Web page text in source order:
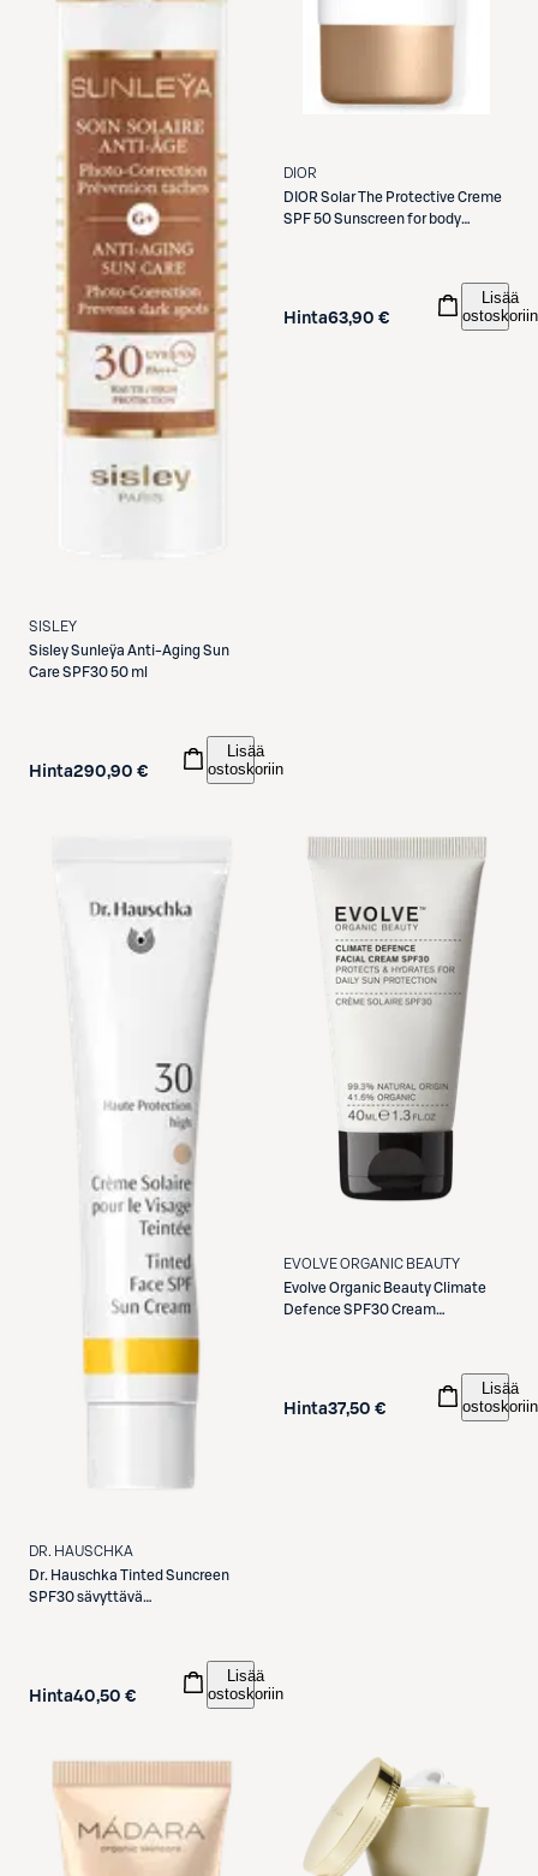
SISLEY
SisleySunleÿa Anti-Aging Sun
Care SPF30 50 ml
Hinta290,90 €
Lisää
ostoskoriin
DIOR
DIOR Solar The Protective Creme
SPF 50 Sunscreen for body
Hinta63,90 €
Lisää
ostoskoriin
DR. HAUSCHKA
Dr. Hauschka Tinted Suncreen
SPF30 sävyttävä
Hinta40,50 €
Lisää
ostoskoriin
EVOLVE ORGANIC BEAUTY
Evolve Organic BeautyClimate
Defence SPF30 Cream
Hinta37,50 €
Lisää
ostoskoriin